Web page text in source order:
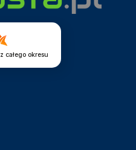
z całego okresu